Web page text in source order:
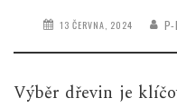
13 ČERVNA, 2024
Výběr dřevin je